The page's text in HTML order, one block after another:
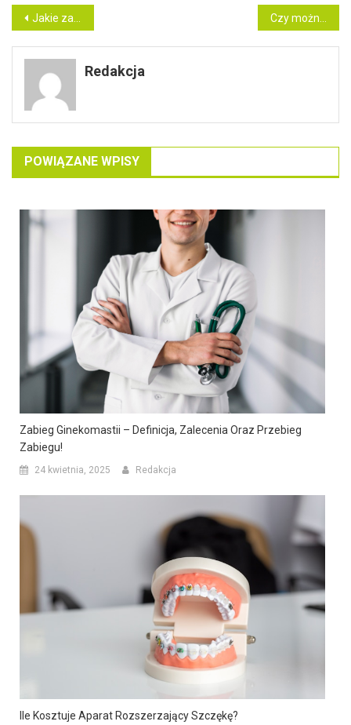
Nawigacja
wpisu
Jakie zabiegi wchodzą w skład higienizacji zębów? Czy można spać w protezie zębowej?
Redakcja
POWIĄZANE WPISY
Zabieg Ginekomastii – Definicja, Zalecenia Oraz Przebieg
Zabiegu!
24 kwietnia, 2025 Redakcja
Ile Kosztuje Aparat Rozszerzający Szczękę?